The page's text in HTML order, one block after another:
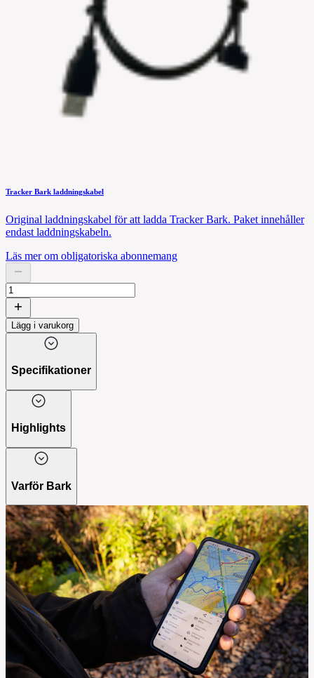
Tracker Bark laddningskabel
Original laddningskabel för att ladda Tracker Bark. Paket innehåller
endast laddningskabeln.
Läs mer om obligatoriska abonnemang
Lägg i varukorg
Specifikationer
Highlights
Varför Bark